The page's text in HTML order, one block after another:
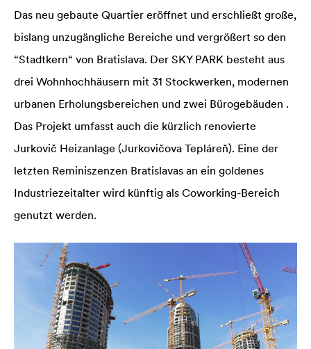
Das neu gebaute Quartier eröffnet und erschließt große,
bislang unzugängliche Bereiche und vergrößert so den
“Stadtkern“ von Bratislava. Der SKY PARK besteht aus
drei Wohnhochhäusern mit 31 Stockwerken, modernen
urbanen Erholungsbereichen und zwei Bürogebäuden .
Das Projekt umfasst auch die kürzlich renovierte
Jurkovič Heizanlage (Jurkovičova Tepláreň). Eine der
letzten Reminiszenzen Bratislavas an ein goldenes
Industriezeitalter wird künftig als Coworking-Bereich
genutzt werden.